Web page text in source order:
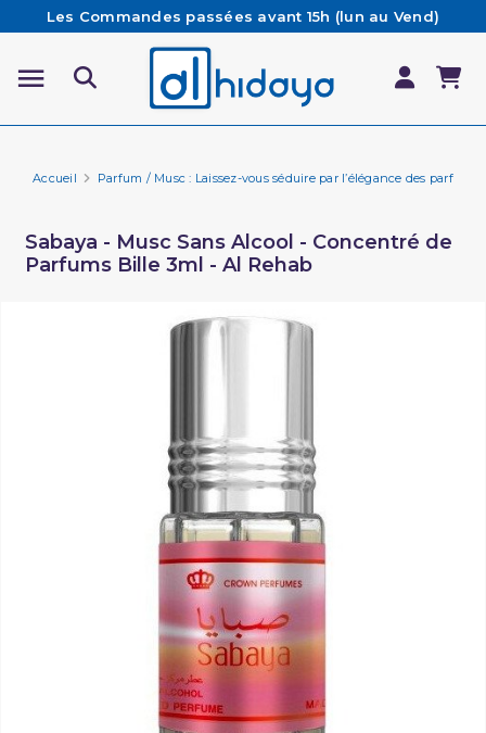
Les Commandes passées avant 15h (lun au Vend)
sont préparées et expédiées le jour même
Besoin d'aide ? Retrouvez notre FAQ
Livraison offerte à partir de 65€ d'achat*
Accueil Parfum / Musc : Laissez-vous séduire par l’élégance des parfums
Sabaya - Musc Sans Alcool - Concentré de
Parfums Bille 3ml - Al Rehab